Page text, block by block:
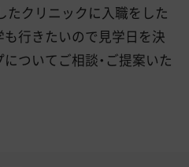
たクリニックに入職をした
も行きたいので見学日を決
ついてご相談・ご提案いた